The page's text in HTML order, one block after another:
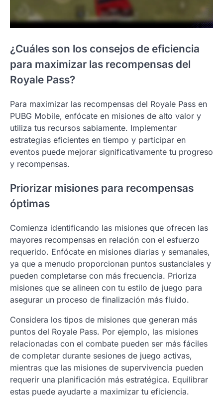
¿Cuáles son los consejos de eficiencia
para maximizar las recompensas del
Royale Pass?
Para maximizar las recompensas del Royale Pass en
PUBG Mobile, enfócate en misiones de alto valor y
utiliza tus recursos sabiamente. Implementar
estrategias eficientes en tiempo y participar en
eventos puede mejorar significativamente tu progreso
y recompensas.
Priorizar misiones para recompensas
óptimas
Comienza identificando las misiones que ofrecen las
mayores recompensas en relación con el esfuerzo
requerido. Enfócate en misiones diarias y semanales,
ya que a menudo proporcionan puntos sustanciales y
pueden completarse con más frecuencia. Prioriza
misiones que se alineen con tu estilo de juego para
asegurar un proceso de finalización más fluido.
Considera los tipos de misiones que generan más
puntos del Royale Pass. Por ejemplo, las misiones
relacionadas con el combate pueden ser más fáciles
de completar durante sesiones de juego activas,
mientras que las misiones de supervivencia pueden
requerir una planificación más estratégica. Equilibrar
estas puede ayudarte a maximizar tu eficiencia.